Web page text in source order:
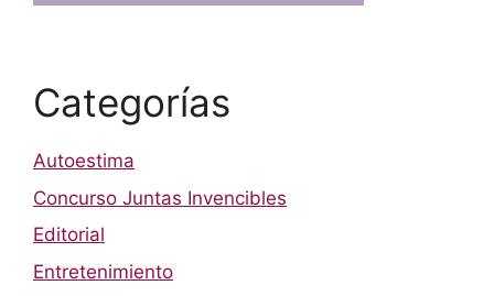
Categorías
Autoestima
Concurso Juntas Invencibles
Editorial
Entretenimiento